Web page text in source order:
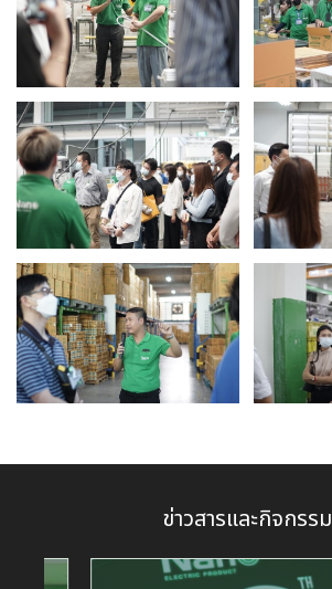
ข่าวสารและกิจกรรม